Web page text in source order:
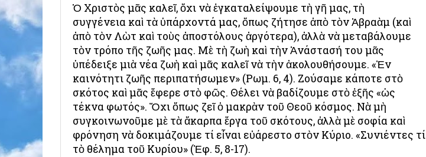
Ὁ Χριστὸς μᾶς καλεῖ, ὄχι νὰ ἐγκαταλείψουμε τὴ γῆ μας, τὴ
συγγένεια καὶ τὰ ὑπάρχοντά μας, ὅπως ζήτησε ἀπὸ τὸν Ἀβραὰμ (καὶ
ἀπὸ τὸν Λὼτ καὶ τοὺς ἀποστόλους ἀργότερα), ἀλλὰ νὰ μεταβάλουμε
τὸν τρόπο τῆς ζωῆς μας. Μὲ τὴ ζωὴ καὶ τὴν Ἀνάστασή του μᾶς
ὑπέδειξε μιὰ νέα ζωὴ καὶ μᾶς καλεῖ νὰ τὴν ἀκολουθήσουμε. «Ἐν
καινότητι ζωῆς περιπατήσωμεν» (Ρωμ. 6, 4). Ζούσαμε κάποτε στὸ
σκότος καὶ μᾶς ἔφερε στὸ φῶς. Θέλει νὰ βαδίζουμε στὸ ἑξῆς «ὡς
τέκνα φωτός». Ὄχι ὅπως ζεῖ ὁ μακρὰν τοῦ Θεοῦ κόσμος. Νὰ μὴ
συγκοινωνοῦμε μὲ τὰ ἄκαρπα ἔργα τοῦ σκότους, ἀλλὰ μὲ σοφία καὶ
φρόνηση νὰ δοκιμάζουμε τί εἶναι εὐάρεστο στὸν Κύριο. «Συνιέντες τί
τὸ θέλημα τοῦ Κυρίου» (Ἐφ. 5, 8-17).